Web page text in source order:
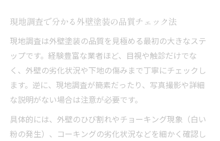
現地調査で分かる外壁塗装の品質チェック法
現地調査は外壁塗装の品質を見極める最初の大きなステ
ップです。経験豊富な業者ほど、目視や触診だけでな
く、外壁の劣化状況や下地の傷みまで丁寧にチェックし
ます。逆に、現地調査が簡素だったり、写真撮影や詳細
な説明がない場合は注意が必要です。
具体的には、外壁のひび割れやチョーキング現象（白い
粉の発生）、コーキングの劣化状況などを細かく確認し